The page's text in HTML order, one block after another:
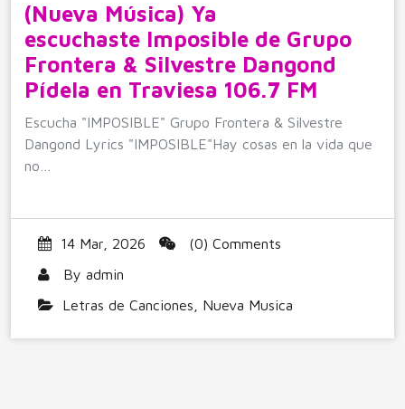
(Nueva Música) Ya
escuchaste Imposible de Grupo
Frontera & Silvestre Dangond
Pídela en Traviesa 106.7 FM
Escucha "IMPOSIBLE" Grupo Frontera & Silvestre
Dangond Lyrics "IMPOSIBLE"Hay cosas en la vida que
no…
14 Mar, 2026
(0) Comments
By admin
Letras de Canciones
Nueva Musica